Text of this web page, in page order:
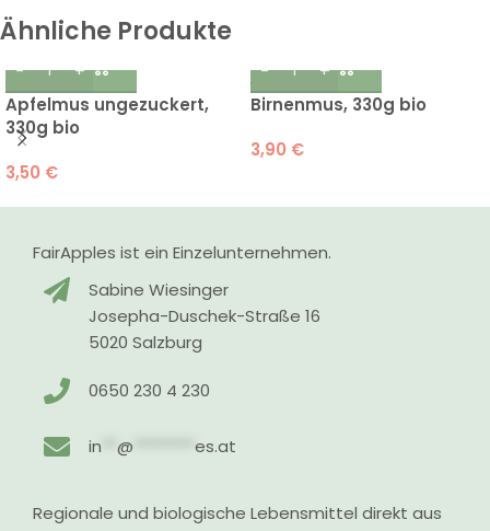
Ähnliche Produkte
Apfelmus ungezuckert,
330g bio
3,50 €
Birnenmus, 330g bio
3,90 €
FairApples ist ein Einzelunternehmen.
Sabine Wiesinger
Josepha-Duschek-Straße 16
5020 Salzburg
0650 230 4 230
in **@ ********es.at
Regionale und biologische Lebensmittel direkt aus